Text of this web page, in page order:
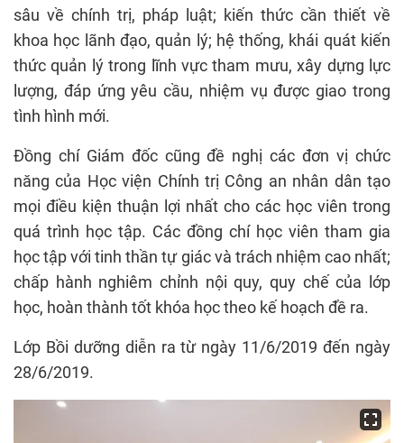
sâu về chính trị, pháp luật; kiến thức cần thiết về
khoa học lãnh đạo, quản lý; hệ thống, khái quát kiến
thức quản lý trong lĩnh vực tham mưu, xây dựng lực
lượng, đáp ứng yêu cầu, nhiệm vụ được giao trong
tình hình mới.
Đồng chí Giám đốc cũng đề nghị các đơn vị chức
năng của Học viện Chính trị Công an nhân dân tạo
mọi điều kiện thuận lợi nhất cho các học viên trong
quá trình học tập. Các đồng chí học viên tham gia
học tập với tinh thần tự giác và trách nhiệm cao nhất;
chấp hành nghiêm chỉnh nội quy, quy chế của lớp
học, hoàn thành tốt khóa học theo kế hoạch đề ra.
Lớp Bồi dưỡng diễn ra từ ngày 11/6/2019 đến ngày
28/6/2019.